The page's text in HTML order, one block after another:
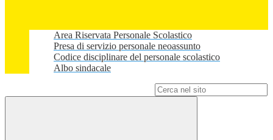
Area Riservata Personale Scolastico
Presa di servizio personale neoassunto
Codice disciplinare del personale scolastico
Albo sindacale